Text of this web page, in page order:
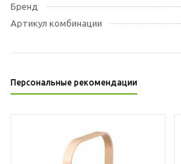
Бренд
Артикул комбинации
Персональные рекомендации